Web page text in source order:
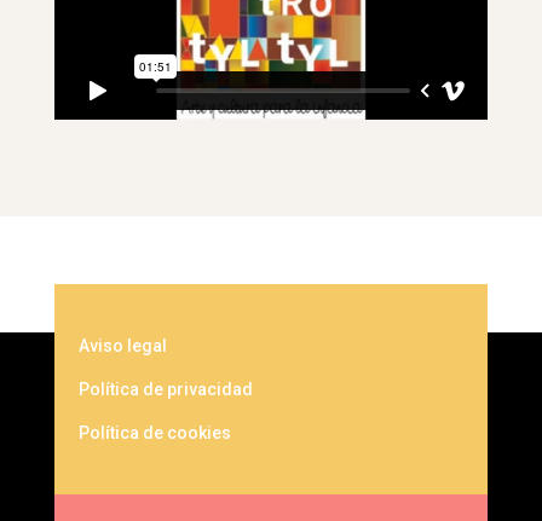
Aviso legal
Política de privacidad
Política de cookies